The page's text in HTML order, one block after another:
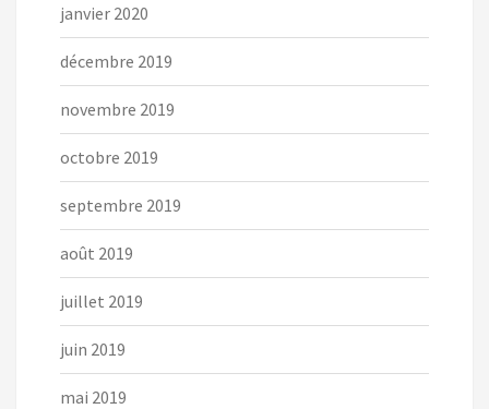
janvier 2020
décembre 2019
novembre 2019
octobre 2019
septembre 2019
août 2019
juillet 2019
juin 2019
mai 2019